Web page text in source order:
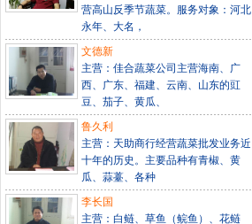
营高山反季节蔬菜。服务对象：河北
永年、大名，
文德新
主营：佳合蔬菜公司主营海南、广
西、广东、福建、云南、山东的豇
豆、茄子、黄瓜、
鲁久利
主营：天助商行经营蔬菜批发业务近
十年的历史。主要品种有青椒、黄
瓜、蒜薹、各种
李长国
主营：白鲢、草鱼（鲩鱼）、花鲢